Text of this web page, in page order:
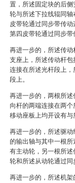
置，所述固定块的后
轮与所述下拉线辊同
皮带轮通过同步带传
第四皮带轮通过同步带
再进一步的，所述传
支座上，所述传动杆
连接在所述光杆段上
段上。
再进一步的，两根所
向杆的两端连接在两
移动座板上均开设有与
再进一步的，所述驱
的输出轴与其中一根
有主动轮，另一根所
轮和所述从动轮通过同
再进一步的，所述机